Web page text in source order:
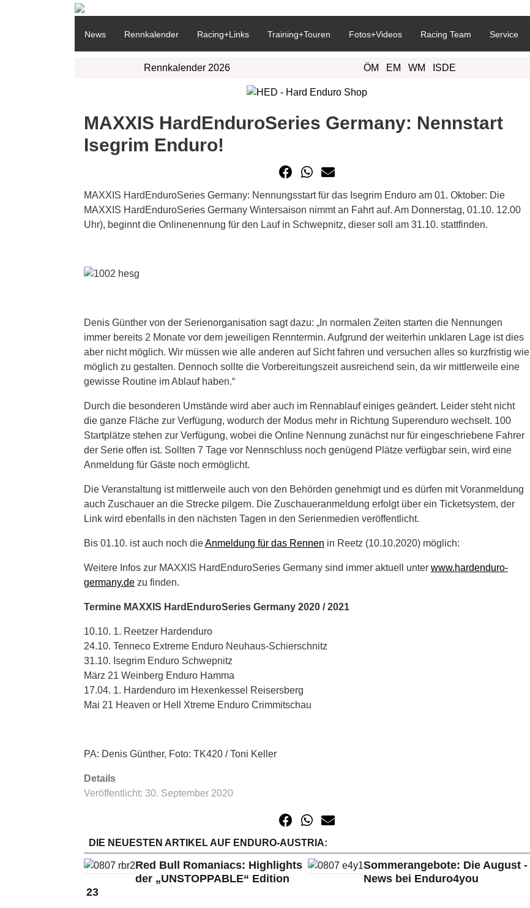
News Rennkalender Racing+Links Training+Touren Fotos+Videos Racing Team Service
Rennkalender 2026 ÖM EM WM ISDE
MAXXIS HardEnduroSeries Germany: Nennstart
Isegrim Enduro!
MAXXIS HardEnduroSeries Germany: Nennungsstart für das Isegrim Enduro am 01. Oktober: Die
MAXXIS HardEnduroSeries Germany Wintersaison nimmt an Fahrt auf. Am Donnerstag, 01.10. 12.00
Uhr), beginnt die Onlinenennung für den Lauf in Schwepnitz, dieser soll am 31.10. stattfinden.
Denis Günther von der Serienorganisation sagt dazu: „In normalen Zeiten starten die Nennungen
immer bereits 2 Monate vor dem jeweiligen Renntermin. Aufgrund der weiterhin unklaren Lage ist dies
aber nicht möglich. Wir müssen wie alle anderen auf Sicht fahren und versuchen alles so kurzfristig wie
möglich zu gestalten. Dennoch sollte die Vorbereitungszeit ausreichend sein, da wir mittlerweile eine
gewisse Routine im Ablauf haben.“
Durch die besonderen Umstände wird aber auch im Rennablauf einiges geändert. Leider steht nicht
die ganze Fläche zur Verfügung, wodurch der Modus mehr in Richtung Superenduro wechselt. 100
Startplätze stehen zur Verfügung, wobei die Online Nennung zunächst nur für eingeschriebene Fahrer
der Serie offen ist. Sollten 7 Tage vor Nennschluss noch genügend Plätze verfügbar sein, wird eine
Anmeldung für Gäste noch ermöglicht.
Die Veranstaltung ist mittlerweile auch von den Behörden genehmigt und es dürfen mit Voranmeldung
auch Zuschauer an die Strecke pilgern. Die Zuschaueranmeldung erfolgt über ein Ticketsystem, der
Link wird ebenfalls in den nächsten Tagen in den Serienmedien veröffentlicht.
Bis 01.10. ist auch noch dieAnmeldung für das Rennen in Reetz (10.10.2020) möglich:
Weitere Infos zur MAXXIS HardEnduroSeries Germany sind immer aktuell unter www.hardenduro-
germany.de zu finden.
Termine MAXXIS HardEnduroSeries Germany 2020 / 2021
10.10. 1. Reetzer Hardenduro
24.10. Tenneco Extreme Enduro Neuhaus-Schierschnitz
31.10. Isegrim Enduro Schwepnitz
März 21 Weinberg Enduro Hamma
17.04. 1. Hardenduro im Hexenkessel Reisersberg
Mai 21 Heaven or Hell Xtreme Enduro Crimmitschau
PA: Denis Günther, Foto: TK420 / Toni Keller
Details
Veröffentlicht: 30. September 2020
DIE NEUESTEN ARTIKEL AUF ENDURO-AUSTRIA:
Red Bull Romaniacs: Highlights
der „UNSTOPPABLE“ Edition
23
Sommerangebote: Die August -
News bei Enduro4you